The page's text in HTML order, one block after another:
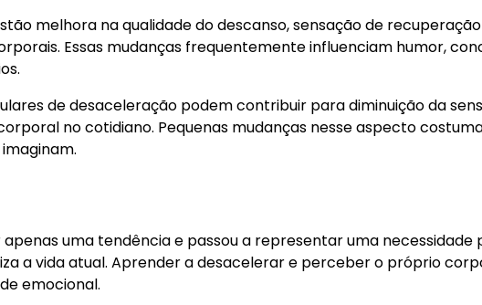
melhora na qualidade do descanso, sensação de
Essas mudanças frequentemente influenciam humor,
de desaceleração podem contribuir para diminuição da
no cotidiano. Pequenas mudanças nesse aspecto
apenas uma tendência e passou a representar uma
a vida atual. Aprender a desacelerar e perceber o próprio
emocional.